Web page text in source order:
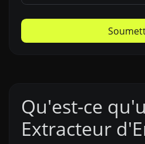
Qu'est-ce
Extracteur